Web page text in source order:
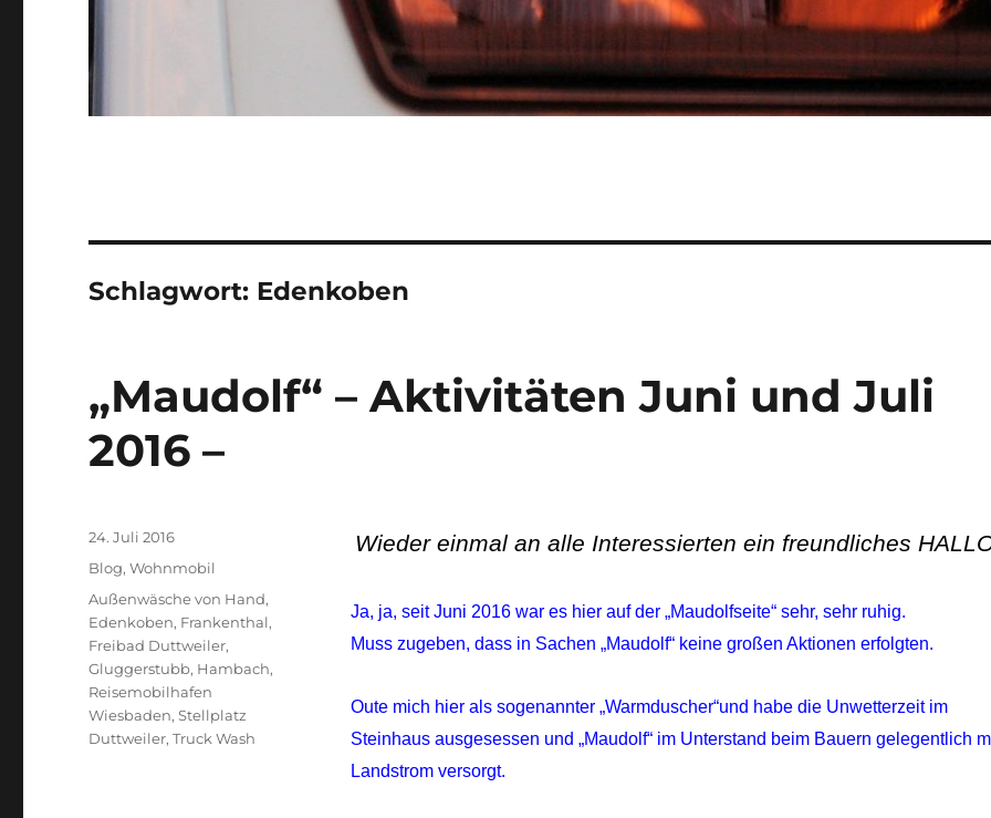
Schlagwort: Edenkoben
„Maudolf“ – Aktivitäten Juni und Juli
2016 –
Wieder einmal an alle Interessierten ein freundliches
Ja, ja, seit Juni 2016 war es hier auf der „Maudolfseite“ sehr, sehr ruhig.
Muss zugeben, dass in Sachen „Maudolf“ keine großen Aktionen erfolgten.
Oute mich hier als sogenannter „Warmduscher“und habe die Unwetterzeit im
Steinhaus ausgesessen und „Maudolf“ im Unterstand beim Bauern gelegentlich
Landstrom versorgt.
Veröffentlicht
am
24. Juli 2016
Kategorien
Blog,Wohnmobil
Schlagwörter
Außenwäsche von Hand,
Edenkoben, Frankenthal,
Freibad Duttweiler,
Gluggerstubb, Hambach,
Reisemobilhafen
Wiesbaden,Stellplatz
Duttweiler,Truck Wash